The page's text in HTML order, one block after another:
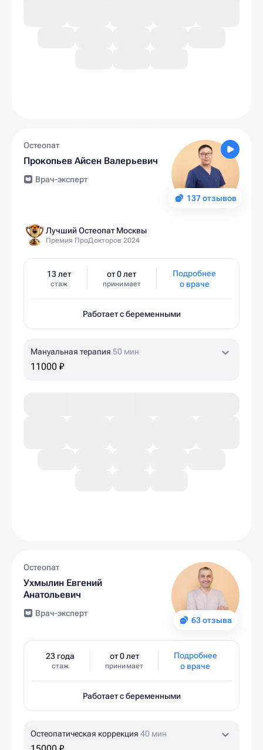
137 отзывов
Остеопат
Прокопьев Айсен Валерьевич
Врач-эксперт
Лучший Остеопат Москвы
Премия ПроДокторов 2024
13 лет
стаж
от 0 лет
принимает
Подробнее
о враче
Работает с беременными
Мануальная терапия 50 мин
11000 ₽
63 отзыва
Остеопат
Ухмылин Евгений
Анатольевич
Врач-эксперт
23 года
стаж
от 0 лет
принимает
Подробнее
о враче
Работает с беременными
Остеопатическая коррекция 40 мин